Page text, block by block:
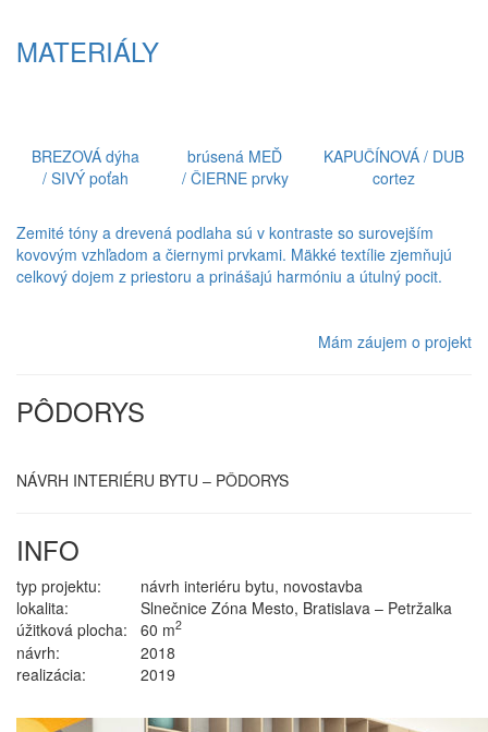
MATERIÁLY
BREZOVÁ dýha
/ SIVÝ poťah
brúsená MEĎ
/ ČIERNE prvky
KAPUČÍNOVÁ / DUB
cortez
Zemité tóny a drevená podlaha sú v kontraste so surovejším
kovovým vzhľadom a čiernymi prvkami. Mäkké textílie zjemňujú
celkový dojem z priestoru a prinášajú harmóniu a útulný pocit.
Mám záujem o projekt
PÔDORYS
NÁVRH INTERIÉRU BYTU – PÔDORYS
INFO
typ projektu:
návrh interiéru bytu, novostavba
lokalita:
Slnečnice Zóna Mesto, Bratislava – Petržalka
úžitková plocha:
60 m2
návrh:
2018
realizácia:
2019